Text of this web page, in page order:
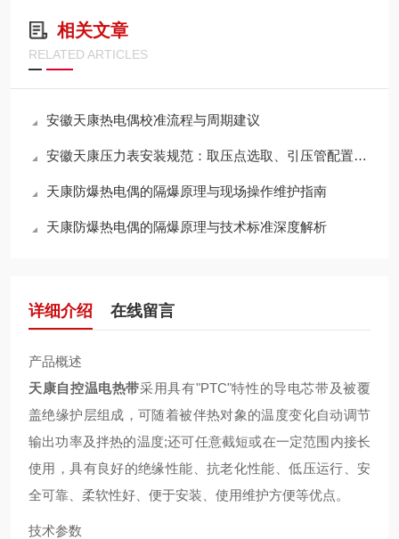
相关文章
RELATED ARTICLES
安徽天康热电偶校准流程与周期建议
安徽天康压力表安装规范：取压点选取、引压管配置及蒸汽测量冷凝圈的设置
天康防爆热电偶的隔爆原理与现场操作维护指南
天康防爆热电偶的隔爆原理与技术标准深度解析
详细介绍 在线留言
产品概述
天康自控温电热带采用具有"PTC"特性的导电芯带及被覆
盖绝缘护层组成，可随着被伴热对象的温度变化自动调节
输出功率及拌热的温度;还可任意截短或在一定范围内接长
使用，具有良好的绝缘性能、抗老化性能、低压运行、安
全可靠、柔软性好、便于安装、使用维护方便等优点。
技术参数